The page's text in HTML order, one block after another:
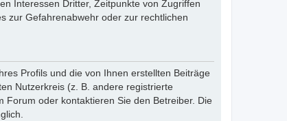
Interessen Dritter, Zeitpunkte von Zugriffen
zur Gefahrenabwehr oder zur rechtlichen
Profils und die von Ihnen erstellten Beiträge
Nutzerkreis (z. B. andere registrierte
Forum oder kontaktieren Sie den Betreiber. Die